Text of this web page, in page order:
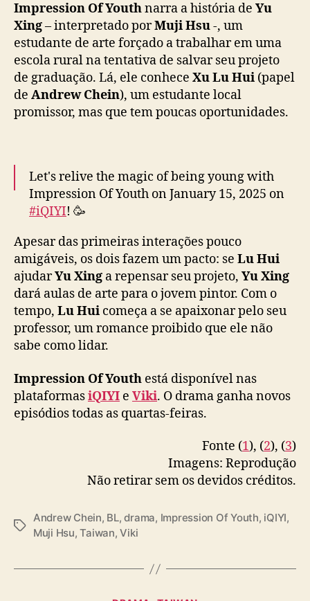
B
L
j
á
e
s
á
p
o
v
e
l
n
s
p
t
a
r
a
s
Q
Impression Of Youthnarra a história de Yu
Xing– interpretado porMuji Hsu-, um
estudante de arte forçado a trabalhar em uma
escola rural na tentativa de salvar seu projeto
de graduação. Lá, ele conhece Xu LuHui (papel
de Andrew Chein), um estudante local
promissor, mas que tem poucas oportunidades.
Let's relive the magic of being young with
Impression Of Youth on January 15, 2025 on
#iQIYI! 🥳
(Territories Applied)#印象青春
#ImpressionOfYouth#徐谋俊#XuMoujun#简
桢庭 #JianZhenting#朱宇谋 #ZhuYumou#文
威登#WenWeideng
pic.twitter.com/tYw0AENShF
— iQIYI (@iQIYI)
Apesar das primeiras interações pouco
amigáveis, os dois fazem um pacto: se Lu Hui
ajudarYu Xing a repensar seu projeto, Yu Xing
dará aulas de arte para o jovem pintor. Com o
tempo, Lu Hui começa a se apaixonar pelo seu
professor, um romance proibido que ele não
sabe como lidar.
Impression Of Youth está disponível nas
plataformasiQIYI e Viki. O drama ganha novos
episódios todas as quartas-feiras.
Fonte (1), (2), (3)
Imagens: Reprodução
Não retirar sem os devidos créditos.
T
s
Andrew Chein, BL,drama, Impression Of Youth, iQIYI,
Muji Hsu,Taiwan,Viki